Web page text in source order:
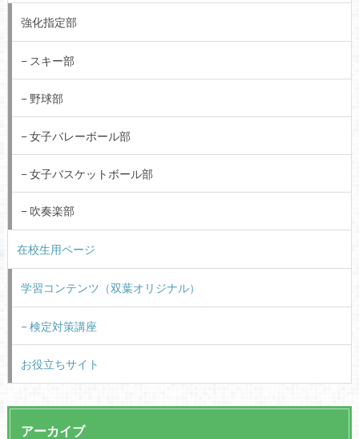
強化指定部
スキー部
野球部
女子バレーボール部
女子バスケットボール部
吹奏楽部
在校生用ページ
学習コンテンツ（双葉オリジナル）
検定対策講座
お役立ちサイト
アーカイブ